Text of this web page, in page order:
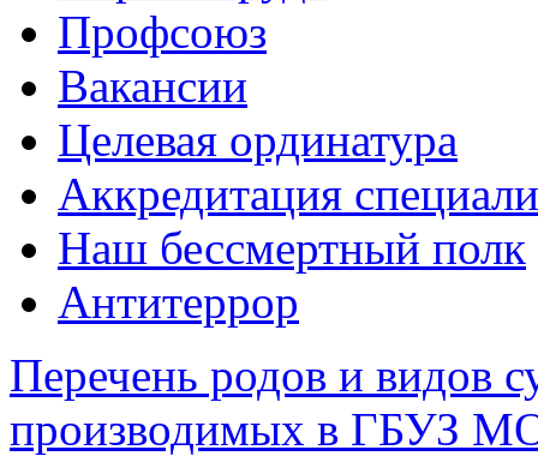
Профсоюз
Вакансии
Целевая ординатура
Аккредитация
Наш бессмертный полк
Антитеррор
Перечень родов и видов
производимых в ГБУЗ